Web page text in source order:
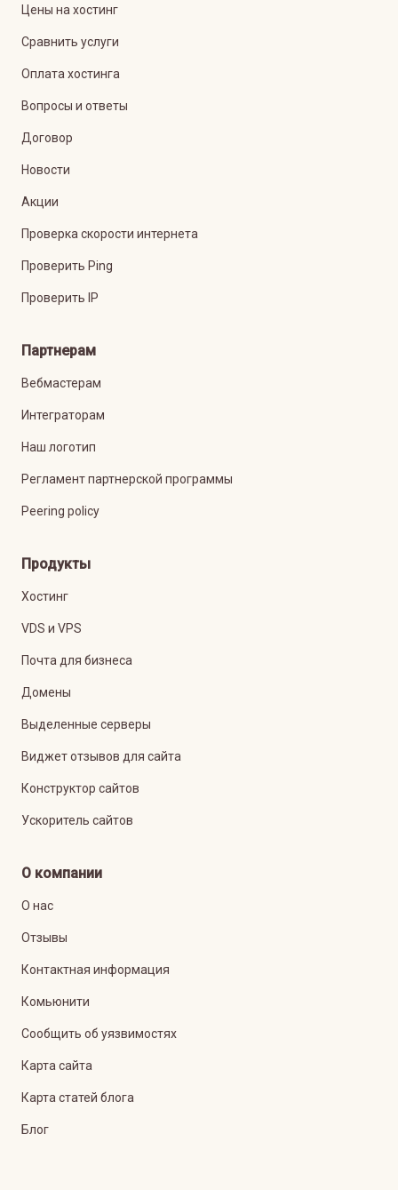
Цены на хостинг
Сравнить услуги
Оплата хостинга
Вопросы и ответы
Договор
Новости
Акции
Проверка скорости интернета
Проверить Ping
Проверить IP
Партнерам
Вебмастерам
Интеграторам
Наш логотип
Регламент партнерской программы
Peering policy
Продукты
Хостинг
VDS и VPS
Почта для бизнеса
Домены
Выделенные серверы
Виджет отзывов для сайта
Конструктор сайтов
Ускоритель сайтов
О компании
О нас
Отзывы
Контактная информация
Комьюнити
Сообщить об уязвимостях
Карта сайта
Карта статей блога
Блог